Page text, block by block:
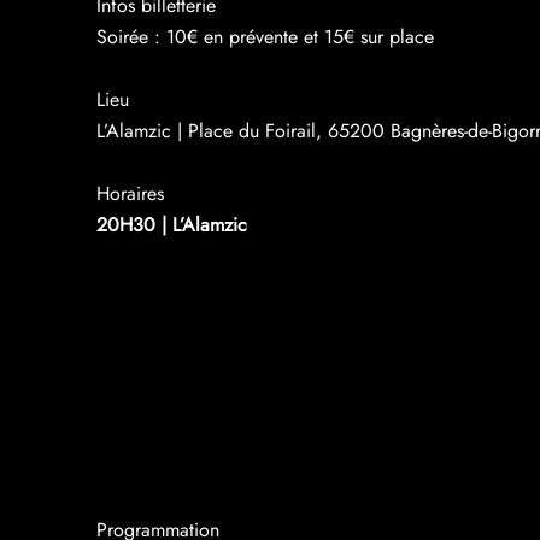
Infos billetterie
Soirée : 10€ en prévente et 15€ sur place
Lieu
L’Alamzic | Place du Foirail, 65200 Bagnères-de-
Horaires
20H30 | L’Alamzic
Programmation